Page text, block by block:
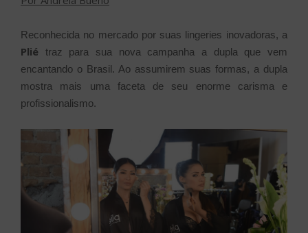
Reconhecida no mercado por suas lingeries inovadoras, a
Plié traz para sua nova campanha a dupla que vem
encantando o Brasil. Ao assumirem suas formas, a dupla
mostra mais uma faceta de seu enorme carisma e
profissionalismo.